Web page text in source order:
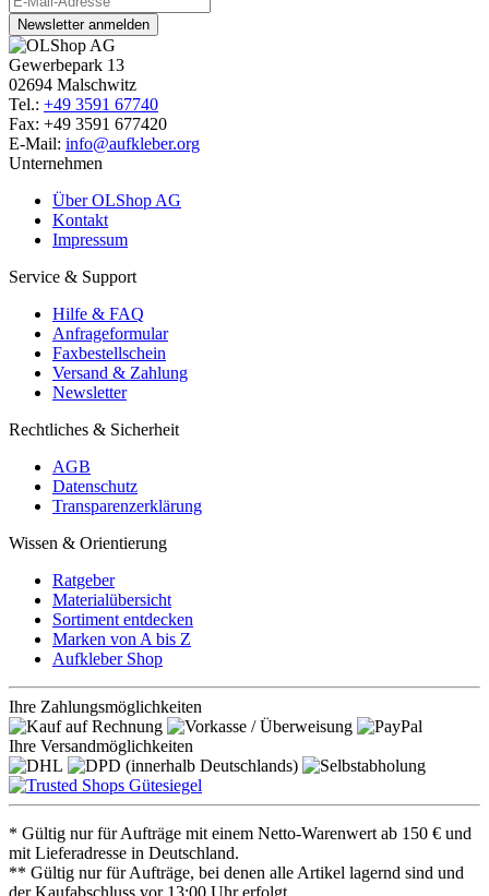
Newsletter anmelden
Gewerbepark 13
02694 Malschwitz
Tel.: +49 3591 67740
Fax: +49 3591 677420
E-Mail: info@aufkleber.org
Unternehmen
Über OLShop AG
Kontakt
Impressum
Service & Support
Hilfe & FAQ
Anfrageformular
Faxbestellschein
Versand & Zahlung
Newsletter
Rechtliches & Sicherheit
AGB
Datenschutz
Transparenzerklärung
Wissen & Orientierung
Ratgeber
Materialübersicht
Sortiment entdecken
Marken von A bis Z
Aufkleber Shop
Ihre Zahlungsmöglichkeiten
Ihre Versandmöglichkeiten
* Gültig nur für Aufträge mit einem Netto-Warenwert ab 150 € und
mit Lieferadresse in Deutschland.
** Gültig nur für Aufträge, bei denen alle Artikel lagernd sind und